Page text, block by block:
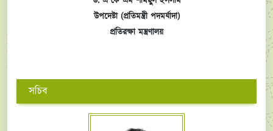
উপদেষ্টা (প্রতিমন্ত্রী পদমর্যাদা)
প্রতিরক্ষা মন্ত্রণালয়
সচিব